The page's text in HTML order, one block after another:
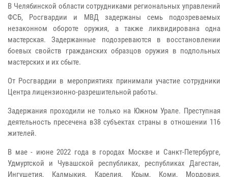
В Челябинской области сотрудниками региональных управлений
ФСБ, Росгвардии и МВД задержаны семь подозреваемых
незаконном обороте оружия, а также ликвидирована одна
мастерская. Задержанные подозреваются в восстановлении
боевых свойств гражданских образцов оружия в подпольных
мастерских и их сбыте.
От Росгвардии в мероприятиях принимали участие сотрудники
Центра лицензионно-разрешительной работы.
Задержания проходили не только на Южном Урале. Преступная
деятельность пресечена в38 субъектах страны в отношении 116
жителей.
В мае - июне 2022 года в городах Москве и Санкт-Петербурге,
Удмуртской и Чувашской республиках, республиках Дагестан,
Ингушетия, Калмыкия, Карелия, Крым, Коми, Мордовия,